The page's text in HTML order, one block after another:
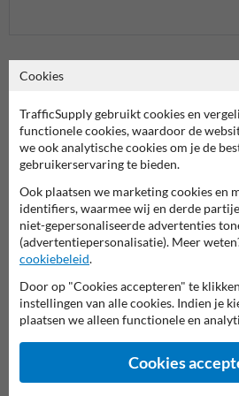
Herstellingen uitvoeren of een oppervlak
egale witte laag? Pro Paint Industrielak
voor duurzame en zichtbare resultaten op
Weersbestendig, krasvast en
gebruik
Deze lak is bestand tegen dagelijks
en hitte tot 110 °C. Verkrijgbaar in mat of
steeds de juiste afwerking kiest voor je
binnen- én buitentoepassingen.
Binnen 10–20 minuten is de lak
24–48 uur. Dat maakt deze lak geschikt
Cookies
TrafficSupply gebruikt cookies en
functionele cookies, waardoor de
we ook analytische cookies om je de
gebruikerservaring te bieden.
Ook plaatsen we marketing cookies en
identifiers, waarmee wij en derde
niet-gepersonaliseerde advertenties
(advertentiepersonalisatie). Meer
cookiebeleid.
Door op "Cookies accepteren" te
instellingen van alle cookies. Indien je
plaatsen we alleen functionele en
Cookies